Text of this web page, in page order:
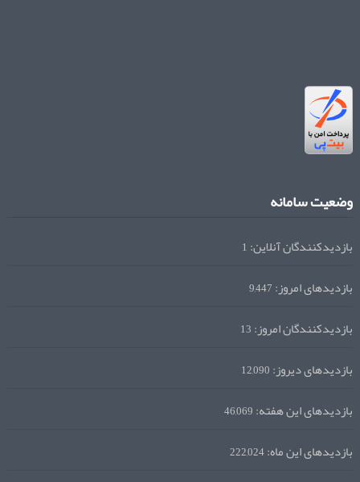
وضعیت سامانه
بازدیدکنندگان آنلاین:1
بازدیدهای امروز:9,447
بازدیدکنندگان امروز:13
بازدیدهای دیروز:12,090
بازدیدهای این هفته:46,069
بازدیدهای این ماه:222,024